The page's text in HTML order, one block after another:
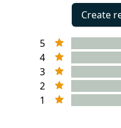
Create
5
4
3
2
1